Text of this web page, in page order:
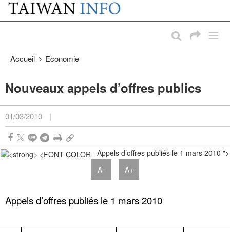
Passer au contenu principal
:::
Accueil Economie
Nouveaux appels d’offres publics
01/03/2010 |
Appels d’offres publiés le 1 mars 2010 ">
A-
A+
Appels d’offres publiés le 1 mars 2010